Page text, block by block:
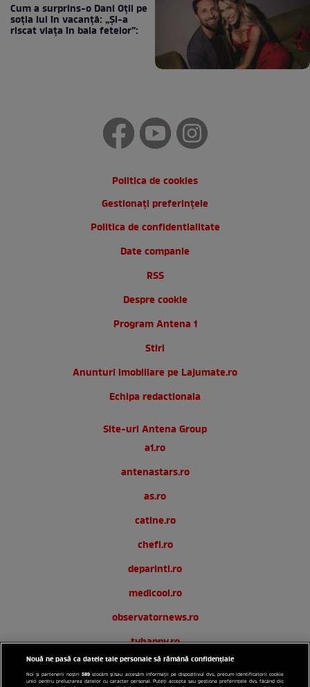
Cum a surprins-o Dani Oțil pe
soția lui în vacanță: „Și-a
riscat viața în baia fetelor”:
Politica de cookies
Gestionați preferințele
Politica de confidentialitate
Date companie
RSS
Despre cookie
Program Antena 1
Stiri
Anunturi imobiliare pe Lajumate.ro
Echipa redactionala
Site-uri Antena Group
a1.ro
antenastars.ro
as.ro
catine.ro
chefi.ro
deparinti.ro
medicool.ro
observatornews.ro
tvhappy.ro
useit.ro
Nouă ne pasă ca datele tale personale să rămână confidențiale
Noi și partenerii noștri589 stocăm și/sau accesăm informații pe dispozitivul dvs., precum identificatorii cookie
unici pentru prelucrarea datelor cu caracter personal. Puteți accepta sau gestiona preferințele dvs. făcând clic